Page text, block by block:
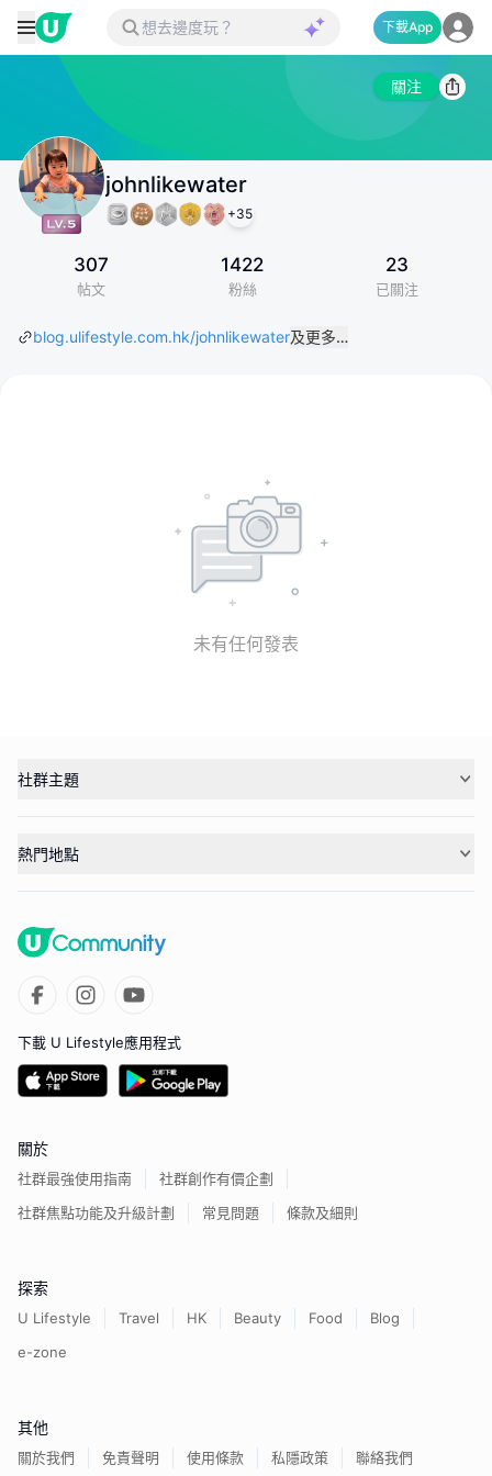
下載App
關注
johnlikewater
+35
307
帖文
1422
粉絲
23
已關注
blog.ulifestyle.com.hk/johnlikewater及更多…
未有任何發表
社群主題
熱門地點
下載 U Lifestyle應用程式
關於
社群最強使用指南
社群創作有價企劃
社群焦點功能及升級計劃
常見問題 條款及細則
探索
U Lifestyle Travel HK Beauty Food
Blog
e-zone
其他
關於我們 免責聲明 使用條款 私隱政策 聯絡我們